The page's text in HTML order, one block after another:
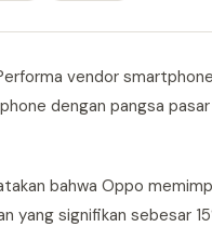
vendor
dengan pangsa
bahwa Oppo
yang signifikan sebesar